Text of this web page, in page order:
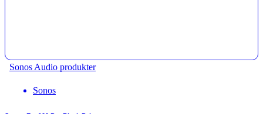
Sonos Audio produkter
Sonos